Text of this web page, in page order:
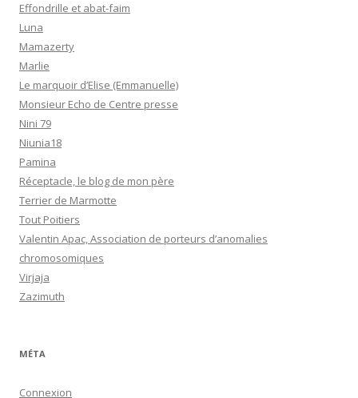
Effondrille et abat-faim
Luna
Mamazerty
Marlie
Le marquoir d’Elise (Emmanuelle)
Monsieur Echo de Centre presse
Nini 79
Niunia18
Pamina
Réceptacle, le blog de mon père
Terrier de Marmotte
Tout Poitiers
Valentin Apac, Association de porteurs d’anomalies
chromosomiques
Virjaja
Zazimuth
MÉTA
Connexion